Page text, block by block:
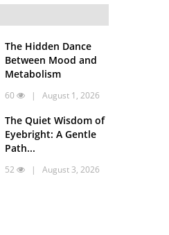
The Hidden Dance
Between Mood and
Metabolism
60 | August 1, 2026
The Quiet Wisdom of
Eyebright: A Gentle
Path...
52 | August 3, 2026